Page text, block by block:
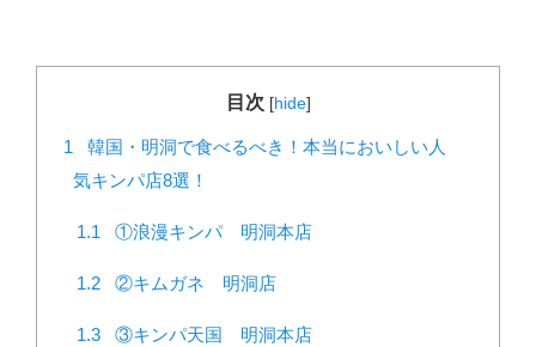
目次 [hide]
1
韓国・明洞で食べるべき！本当においしい人
気キンパ店8選！
1.1 ①浪漫キンパ 明洞本店
1.2 ②キムガネ 明洞店
1.3 ③キンパ天国 明洞本店